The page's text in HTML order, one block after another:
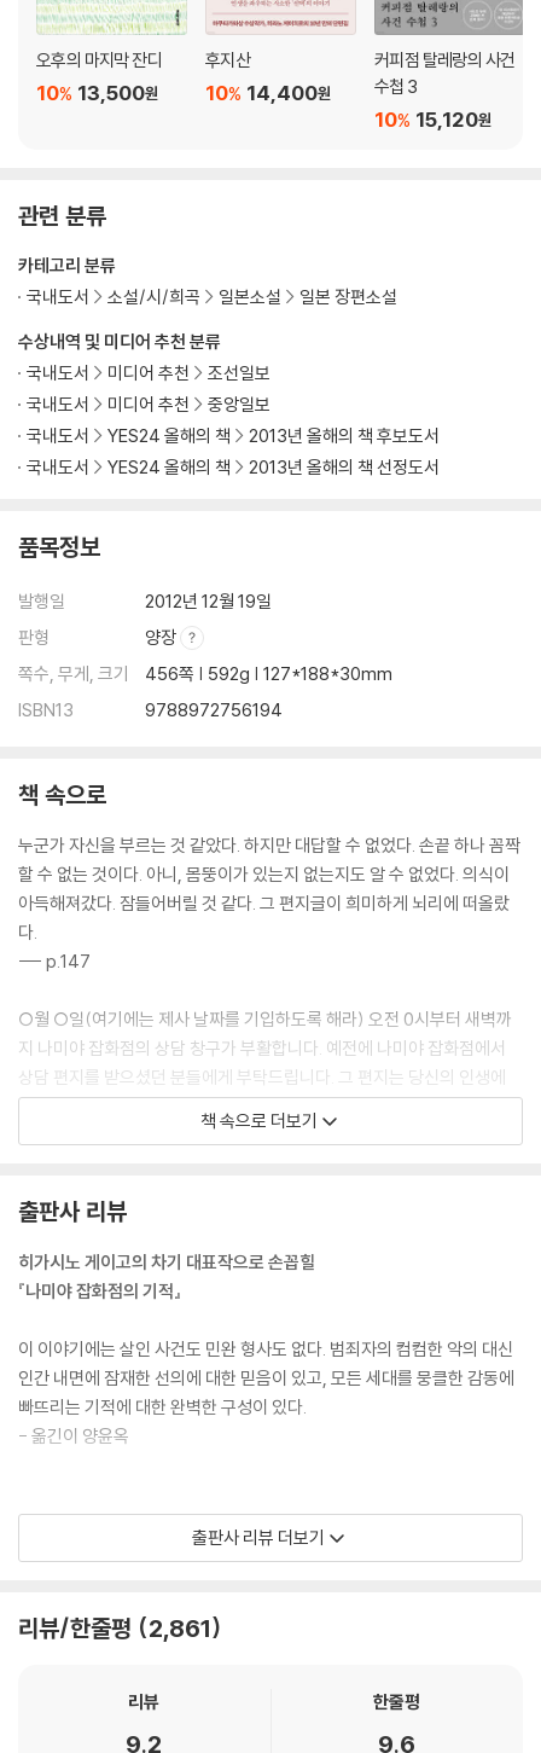
오후의 마지막 잔디
13,500원
10%
후지산
14,400원
10%
커피점 탈레랑의 사건
수첩 3
15,120원
10%
관련 분류
수상내역 및 미디어 추천 분류
국내도서
미디어 추천
조선일보
국내도서
미디어 추천
중앙일보
국내도서
YES24 올해의 책
2013년 올해의 책 후보도서
국내도서
YES24 올해의 책 2013년 올해의 책 선정도서
카테고리 분류
국내도서
소설/시/희곡 일본소설 일본 장편소설
품목정보
발행일
2012년 12월 19일
판형
양장
쪽수, 무게, 크기
456쪽 | 592g | 127*188*30mm
ISBN13
9788972756194
책 속으로
누군가 자신을 부르는 것 같았다. 하지만 대답할 수 없었다. 손끝 하나 꼼짝
할 수 없는 것이다. 아니, 몸뚱이가 있는지 없는지도 알 수 없었다. 의식이
아득해져갔다. 잠들어버릴 것 같다. 그 편지글이 희미하게 뇌리에 떠올랐
다.
--- p.147
○월 ○일(여기에는 제사 날짜를 기입하도록 해라) 오전 0시부터 새벽까
지 나미야 잡화점의 상담 창구가 부활합니다. 예전에 나미야 잡화점에서
상담 편지를 받으셨던 분들에게 부탁드립니다. 그 편지는 당신의 인생에
어떤 영향을 끼쳤습니까? 도움이 되었을까요. 아니면 아무 도움도 되지 못
했을까요. 기탄없는 의견을 보내주시면 고맙겠습니다. 그때처럼 가게의 셔
지금 선택한 길이 올바른 것인지 누군가에게 간절히 묻고 싶을 때가 있다.
고민이 깊어지면 그런 내 얘기를 그저 들어주기만 해도 고마울 것 같다. 어
편지가 있는데, 라고 헛된 상상을 하면서 혼자 웃었다. 어쩌면 진지하게 귀
를 기울여주는 사람이 너무도 귀하고 그리워서 불현듯 흘리는 눈물 한 방
울에 비로소 눈앞이 환히 트이는 것인지도 모른다.
---「옮긴이의 말」중에서
책 속으로 더보기
출판사 리뷰
히가시노 게이고의 차기 대표작으로 손꼽힐
『나미야 잡화점의 기적』
이 이야기에는 살인 사건도 민완 형사도 없다. 범죄자의 컴컴한 악의 대신
인간 내면에 잠재한 선의에 대한 믿음이 있고, 모든 세대를 뭉클한 감동에
빠뜨리는 기적에 대한 완벽한 구성이 있다.
- 옮긴이 양윤옥
■ 기적과 감동을 추리한다!
일으킨, 우리 시대를 대표하는 작가 히가시노 게이고의 최신작이다. 작가
품 전반에 깔려 있는 이번 이야기에는 그동안 히가시노 게이고 하면 떠올
출판사 리뷰 더보기
리뷰/한줄평 2,861
리뷰
9.2
한줄평
9.6